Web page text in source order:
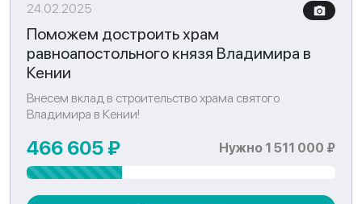
24.02.2025
Поможем достроить храм
равноапостольного князя Владимира в
Кении
Внесем вклад в строительство храма святого
Владимира в Кении!
466 605 ₽ Нужно 1 511 000 ₽